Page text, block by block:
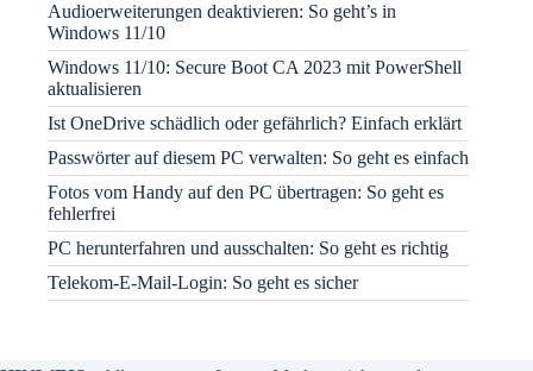
Audioerweiterungen deaktivieren: So geht’s in
Windows 11/10
Windows 11/10: Secure Boot CA 2023 mit PowerShell
aktualisieren
Ist OneDrive schädlich oder gefährlich? Einfach erklärt
Passwörter auf diesem PC verwalten: So geht es einfach
Fotos vom Handy auf den PC übertragen: So geht es
fehlerfrei
PC herunterfahren und ausschalten: So geht es richtig
Telekom-E-Mail-Login: So geht es sicher